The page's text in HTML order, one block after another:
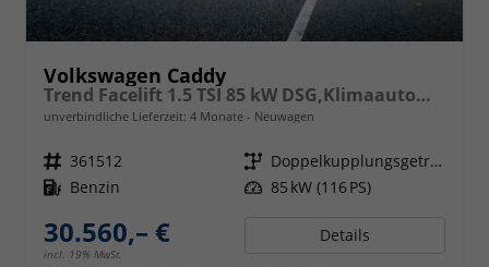
Volkswagen Caddy
Trend Facelift 1.5 TSI 85 kW DSG,Klimaautomatik, 5 Sitze, Zuziehhilfe Schiebetüren + Heckklappe, PDC v+h, ACC, Side Assist Blind Spot, Ausparkhilfe, Ausstiegswarner, Digital Cockpit PRO, Radioanlage Navigationsvorbereituing,, Mittearmlehne verstellbar
unverbindliche Lieferzeit: 4 Monate Neuwagen
Fahrzeugnr. 361512 Getriebe
Doppelkupplungsgetriebe (DSG)
Kraftstoff Benzin Leistung 85 kW (116 PS)
30.560,– €
incl. 19% MwSt.
Details